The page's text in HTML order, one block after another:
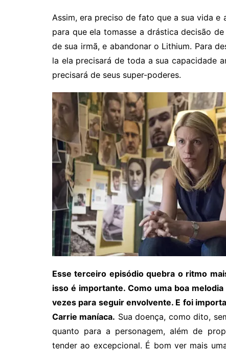
Assim, era preciso de fato que a sua vida
para que ela tomasse a drástica decisão
de sua irmã, e abandonar o Lithium. Para
la ela precisará de toda a sua capacidade
precisará de seus super-poderes.
Esse terceiro episódio quebra o ritmo
isso é importante. Como uma boa
vezes para seguir envolvente. E foi
Carrie maníaca. Sua doença, como dito,
quanto para a personagem, além de
tender ao excepcional. É bom ver mais